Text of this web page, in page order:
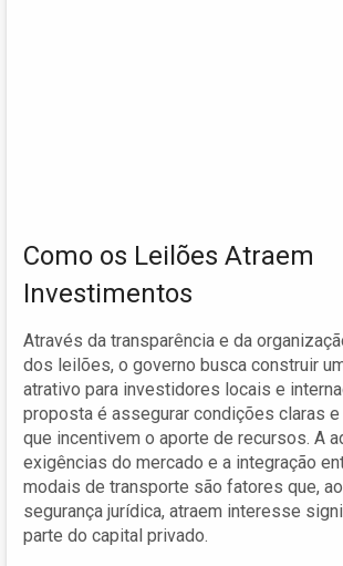
Como os Leilões Atraem
Investimentos
Através da transparência e da
dos leilões, o governo busca construir
atrativo para investidores locais e
proposta é assegurar condições claras
que incentivem o aporte de recursos. A
exigências do mercado e a integração
modais de transporte são fatores que,
segurança jurídica, atraem interesse
parte do capital privado.